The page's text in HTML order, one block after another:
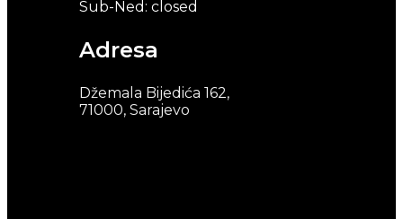
Sub-Ned: closed
Adresa
Džemala Bijedića 162,
71000, Sarajevo